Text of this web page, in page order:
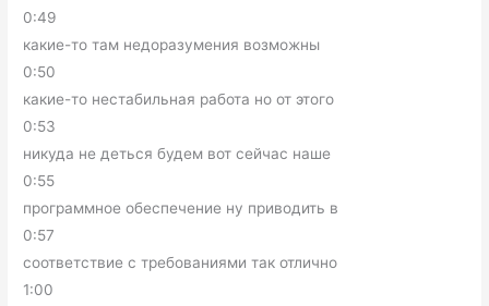
0:49
какие-то там недоразумения возможны
0:50
какие-то нестабильная работа но от этого
0:53
никуда не деться будем вот сейчас наше
0:55
программное обеспечение ну приводить в
0:57
соответствие с требованиями так отлично
1:00